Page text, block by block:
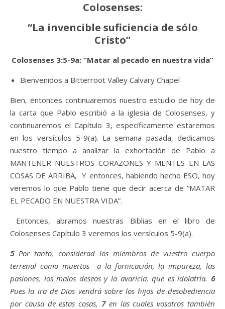
Colosenses:
“La invencible suficiencia de sólo
Cristo”
Colosenses 3:5-9a: “Matar al pecado en nuestra vida”
Bienvenidos a Bitterroot Valley Calvary Chapel
Bien, entonces continuaremos nuestro estudio de hoy de
la carta que Pablo escribió a la iglesia de Colosenses, y
continuaremos el Capítulo 3, específicamente estaremos
en los versículos 5-9(a). La semana pasada, dedicamos
nuestro tiempo a analizar la exhortación de Pablo a
MANTENER NUESTROS CORAZONES Y MENTES EN LAS
COSAS DE ARRIBA, Y entonces, habiendo hecho ESO, hoy
veremos lo que Pablo tiene que decir acerca de “MATAR
EL PECADO EN NUESTRA VIDA”.
Entonces, abramos nuestras Biblias en el libro de
Colosenses Capítulo 3 veremos los versículos 5-9(a).
5 Por tanto, considerad los miembros de vuestro cuerpo
terrenal como muertos
a la fornicación, la impureza, las
pasiones, los malos deseos y la avaricia, que es idolatría. 6
Pues la ira de Dios vendrá sobre los hijos de desobediencia
por causa de estas cosas, 7 en las cuales vosotros también